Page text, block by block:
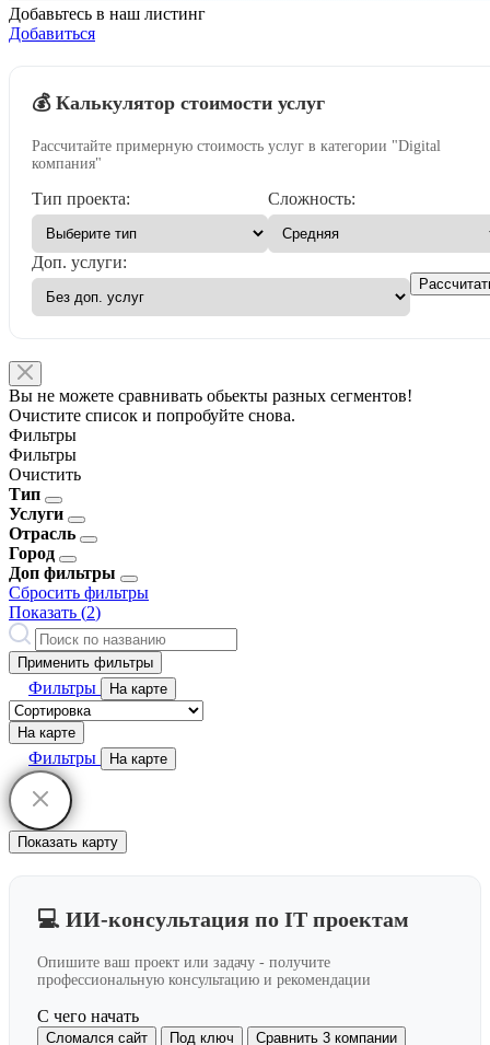
Добавьтесь в наш листинг
Добавиться
💰 Калькулятор стоимости услуг
Рассчитайте примерную стоимость услуг в категории "Digital
компания"
Тип проекта: Сложность:
Доп. услуги:
Вы не можете сравнивать обьекты разных сегментов!
Очистите список и попробуйте снова.
Фильтры
Фильтры
Очистить
Тип
Услуги
Отрасль
Город
Доп фильтры
Сбросить фильтры
Показать (2)
Применить фильтры
Фильтры На карте
На карте
Фильтры На карте
Показать карту
💻 ИИ-консультация по IT проектам
Опишите ваш проект или задачу - получите
профессиональную консультацию и рекомендации
С чего начать
Сломался сайт Под ключ Сравнить 3 компании